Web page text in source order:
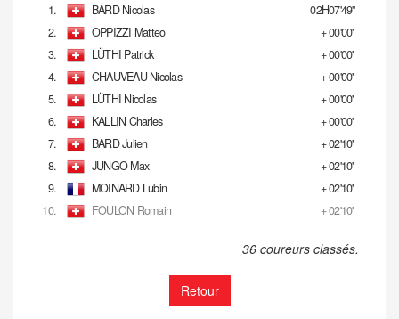
1. BARD Nicolas
02H07'49''
2.
OPPIZZI Matteo
+ 00'00''
3.
LÜTHI Patrick
+ 00'00''
4.
CHAUVEAU Nicolas
+ 00'00''
5.
LÜTHI Nicolas
+ 00'00''
6.
KALLIN Charles
+ 00'00''
7.
BARD Julien
+ 02'10''
8.
JUNGO Max
+ 02'10''
9.
MOINARD Lubin
+ 02'10''
10.
FOULON Romain + 02'10''
36 coureurs classés.
Retour